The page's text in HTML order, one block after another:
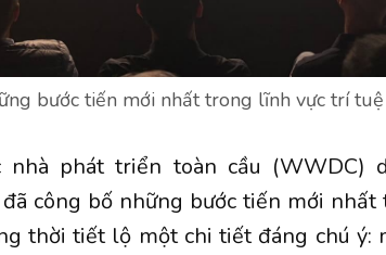
bước tiến mới nhất trong lĩnh vực trí
nhà phát triển toàn cầu (WWDC)
công bố những bước tiến mới
thời tiết lộ một chi tiết đáng chú ý: